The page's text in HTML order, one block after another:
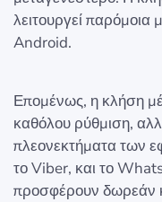
λειτουργεί
Android.
Επομένως, η κλήση
καθόλου ρύθμιση,
πλεονεκτήματα των
το Viber, και το
προσφέρουν δωρεάν